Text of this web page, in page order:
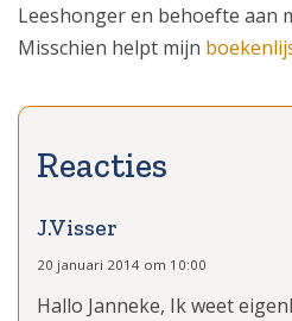
Leeshonger en behoefte aan
Misschien helpt mijn
J.Visser
20 januari 2014 om 10:00
Hallo Janneke, Ik weet